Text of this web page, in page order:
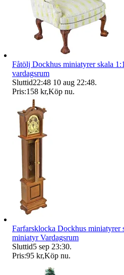
Fåtölj Dockhus miniatyrer skala
vardagsrum
Sluttid22:48 10 aug 22:48.
Pris:158 kr,Köp nu.
Farfarsklocka Dockhus miniatyrer
miniatyr Vardagsrum
Sluttid5 sep 23:30.
Pris:95 kr,Köp nu.